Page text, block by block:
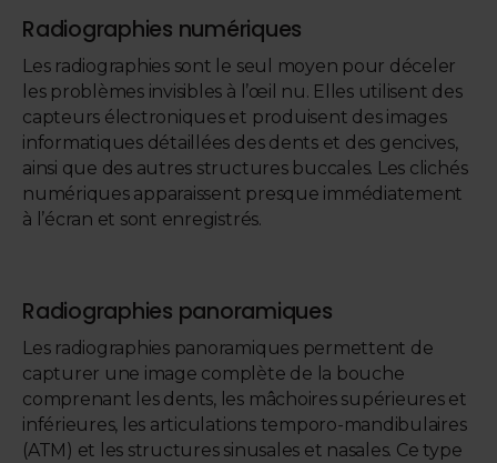
Radiographies numériques
Les radiographies sont le seul moyen pour déceler
les problèmes invisibles à l’œil nu. Elles utilisent des
capteurs électroniques et produisent des images
informatiques détaillées des dents et des gencives,
ainsi que des autres structures buccales. Les clichés
numériques apparaissent presque immédiatement
à l’écran et sont enregistrés.
Radiographies panoramiques
Les radiographies panoramiques permettent de
capturer une image complète de la bouche
comprenant les dents, les mâchoires supérieures et
inférieures, les articulations temporo-mandibulaires
(ATM) et les structures sinusales et nasales. Ce type